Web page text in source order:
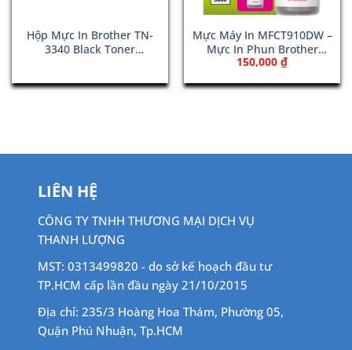
Hộp Mực In Brother TN-
3340 Black Toner
Mực Máy In MFCT910DW –
Mực In Phun Brother
BT5000M Màu Đỏ
150,000 ₫
LIÊN HỆ
CÔNG TY TNHH THƯƠNG MẠI DỊCH VỤ
THANH LƯỢNG
MST: 0313499820 - do sở kế hoạch đầu tư
TP.HCM cấp lần đầu ngày 21/10/2015
Địa chỉ: 235/3 Hoàng Hoa Thám, Phường 05,
Quận Phú Nhuận, Tp.HCM